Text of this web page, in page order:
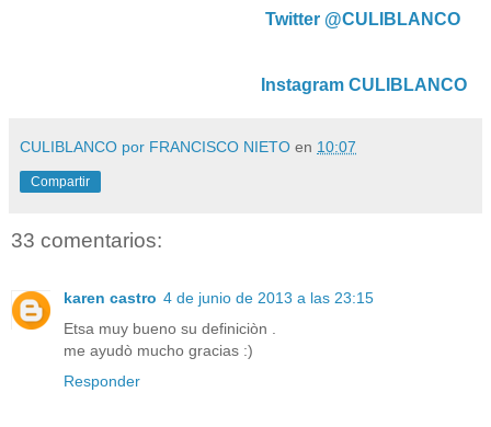
Twitter @CULIBLANCO
Instagram CULIBLANCO
CULIBLANCO por FRANCISCO NIETO en 10:07
Compartir
33 comentarios:
karen castro 4 de junio de 2013 a las 23:15
Etsa muy bueno su definiciòn .
me ayudò mucho gracias :)
Responder